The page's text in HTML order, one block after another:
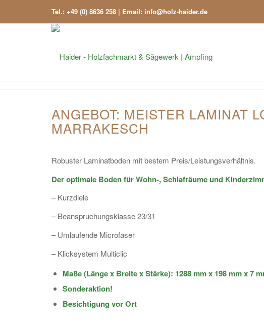
Tel.: +49 (0) 8636 258 | Email: info@holz-haider.de
ANGEBOT: MEISTER LAMINAT
MARRAKESCH
Robuster Laminatboden mit bestem Preis/Leistungsverhältnis.
Der optimale Boden für Wohn-, Schlafräume und
– Kurzdiele
– Beanspruchungsklasse 23/31
– Umlaufende Microfaser
– Klicksystem Multiclic
Maße (Länge x Breite x Stärke): 1288 mm x 198 mm x 7
Sonderaktion!
Besichtigung vor Ort